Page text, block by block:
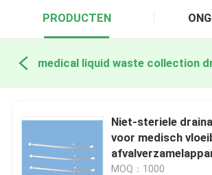
PRODUCTEN
Niet-steriele
voor medisch
MOQ：1000